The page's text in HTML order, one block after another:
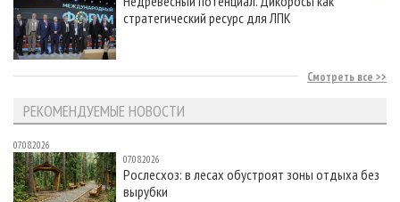
стратегический ресурс для ЛПК
Смотреть все
РЕКОМЕНДУЕМЫЕ НОВОСТИ
07.08.2026
07.08.2026
Рослесхоз: в лесах обустроят зоны отдыха без
вырубки